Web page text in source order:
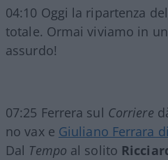
04:10 Oggi la ripartenza
totale. Ormai viviamo in
assurdo!
07:25 Ferrera sul Corriere
no vax e Giuliano Ferrara
Dal Tempo al solito